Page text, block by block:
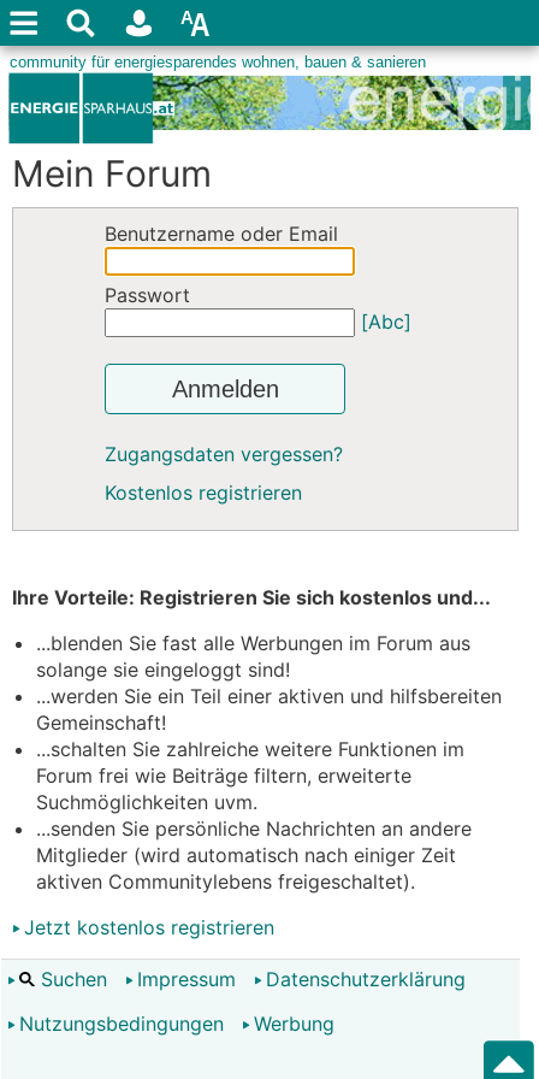
Mein Forum
Benutzername oder Email
Passwort
[Abc]
Anmelden
Zugangsdaten vergessen?
Kostenlos registrieren
Ihre Vorteile: Registrieren Sie sich kostenlos und...
...blenden Sie fast alle Werbungen im Forum aus
solange sie eingeloggt sind!
...werden Sie ein Teil einer aktiven und hilfsbereiten
Gemeinschaft!
...schalten Sie zahlreiche weitere Funktionen im
Forum frei wie Beiträge filtern, erweiterte
Suchmöglichkeiten uvm.
...senden Sie persönliche Nachrichten an andere
Mitglieder (wird automatisch nach einiger Zeit
aktiven Communitylebens freigeschaltet).
Jetzt kostenlos registrieren
Suchen Impressum
Datenschutzerklärung
Nutzungsbedingungen
Werbung